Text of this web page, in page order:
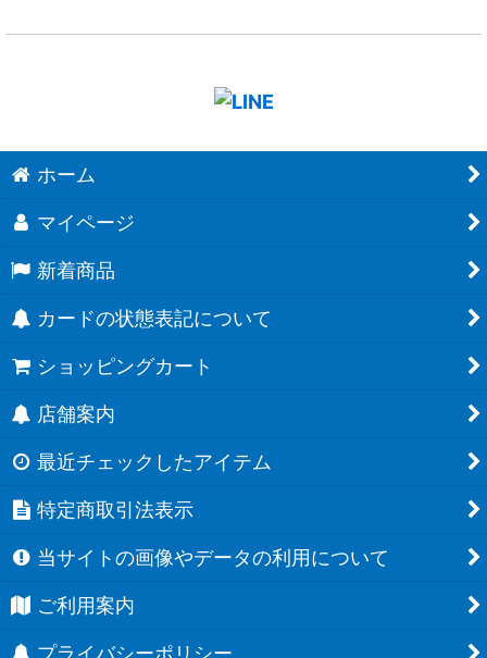
ホーム
マイページ
新着商品
カードの状態表記について
ショッピングカート
店舗案内
最近チェックしたアイテム
特定商取引法表示
当サイトの画像やデータの利用について
ご利用案内
プライバシーポリシー